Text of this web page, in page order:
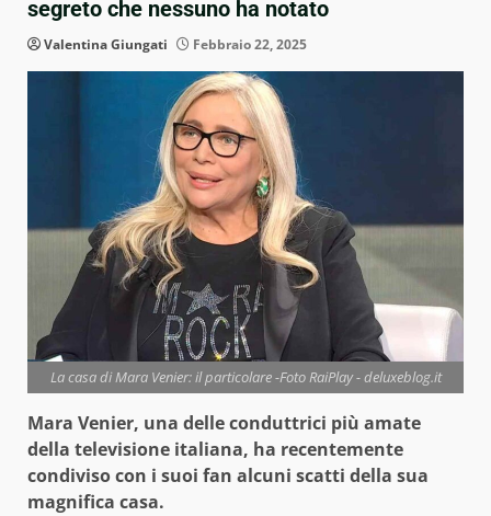
segreto che nessuno ha notato
Valentina Giungati Febbraio 22, 2025
La casa di Mara Venier: il particolare -Foto RaiPlay - deluxeblog.it
Mara Venier, una delle conduttrici più amate
della televisione italiana, ha recentemente
condiviso con i suoi fan alcuni scatti della sua
magnifica casa.